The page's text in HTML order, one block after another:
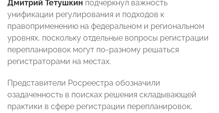
Дмитрий Тетушкин подчеркнул важность
унификации регулирования и подходов к
правоприменению на федеральном и региональном
уровнях, поскольку отдельные вопросы регистрации
перепланировок могут по-разному решаться
регистраторами на местах.
Представители Росреестра обозначили
озадаченность в поисках решения складывающей
практики в сфере регистрации перепланировок,